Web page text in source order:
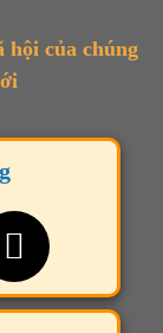
hội của chúng